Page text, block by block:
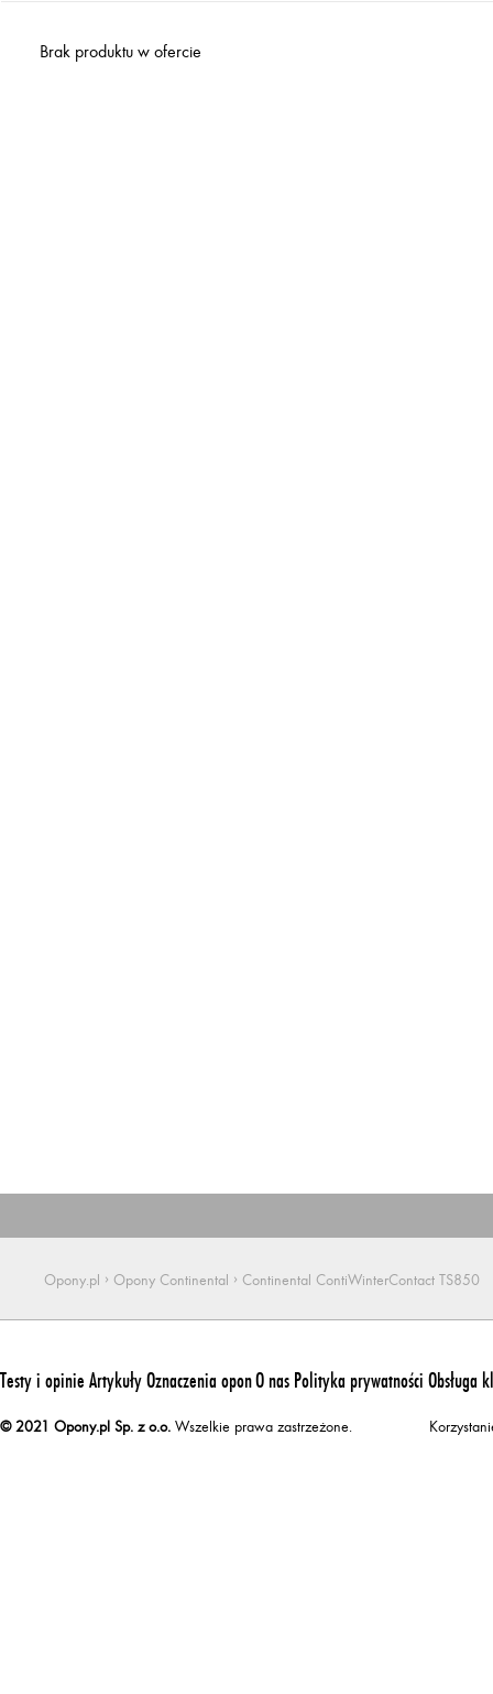
Brak produktu w ofercie
Opony.pl › Opony Continental › Continental ContiWinterContact TS850
Testy i opinie ArtykułyOznaczenia oponO nas Polityka prywatności Obsługa
© 2021 Opony.pl Sp. z o.o. Wszelkie prawa zastrzeżone.